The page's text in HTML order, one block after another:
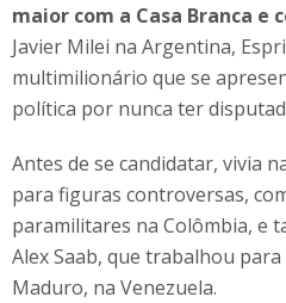
maior com a Casa Branca e
Javier Milei na Argentina,
multimilionário que se
política por nunca ter
Antes de se candidatar, vivia
para figuras controversas,
paramilitares na Colômbia, e
Alex Saab, que trabalhou
Maduro, na Venezuela.